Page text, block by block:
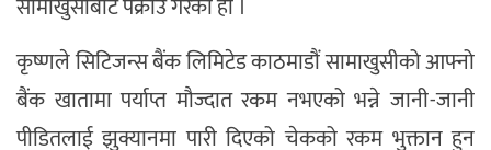
सामाखुसीबाट पक्राउ गरेको हो ।
कृष्णले सिटिजन्स बैंक लिमिटेड काठमाडौं सामाखुसीको आफ्नो
बैंक खातामा पर्याप्त मौज्दात रकम नभएको भन्ने जानी-जानी
पीडितलाई झुक्यानमा पारी दिएको चेकको रकम भुक्तान हुन